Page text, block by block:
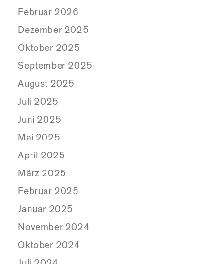
Februar 2026
Dezember 2025
Oktober 2025
September 2025
August 2025
Juli 2025
Juni 2025
Mai 2025
April 2025
März 2025
Februar 2025
Januar 2025
November 2024
Oktober 2024